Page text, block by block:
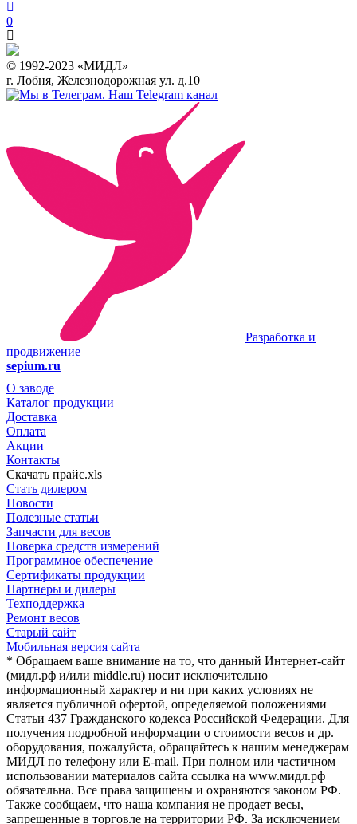
0
© 1992-2023 «МИДЛ»
г. Лобня, Железнодорожная ул. д.10
Наш Telegram канал
Разработка и
продвижение
sepium.ru
О заводе
Каталог продукции
Доставка
Оплата
Акции
Контакты
Скачать прайс.xls
Стать дилером
Новости
Полезные статьи
Запчасти для весов
Поверка средств измерений
Программное обеспечение
Сертификаты продукции
Партнеры и дилеры
Техподдержка
Ремонт весов
Старый сайт
Мобильная версия сайта
* Обращаем ваше внимание на то, что данный Интернет-сайт
(мидл.рф и/или middle.ru) носит исключительно
информационный характер и ни при каких условиях не
является публичной офертой, определяемой положениями
Статьи 437 Гражданского кодекса Российской Федерации. Для
получения подробной информации о стоимости весов и др.
оборудования, пожалуйста, обращайтесь к нашим менеджерам
МИДЛ по телефону или E-mail. При полном или частичном
использовании материалов сайта ссылка на www.мидл.рф
обязательна. Все права защищены и охраняются законом РФ.
Также сообщаем, что наша компания не продает весы,
запрещенные в торговле на территории РФ. За исключением